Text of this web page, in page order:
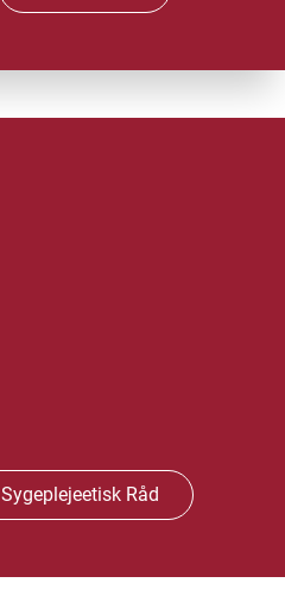
Sygeplejeetisk Råd